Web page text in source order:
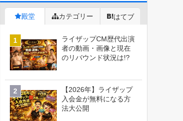
殿堂 カテゴリー はてブ
ライザップCM歴代出演
者の動画・画像と現在
のリバウンド状況は!?
【2026年】ライザップ
入会金が無料になる方
法大公開